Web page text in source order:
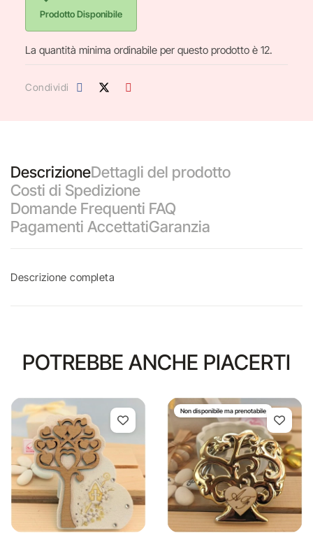
Prodotto Disponibile
La quantità minima ordinabile per questo prodotto è 12.
Condividi
DescrizioneDettagli del prodotto
Costi di Spedizione
Domande Frequenti FAQ
Pagamenti AccettatiGaranzia
Descrizione completa
POTREBBE ANCHE PIACERTI
Non disponibile ma prenotabile